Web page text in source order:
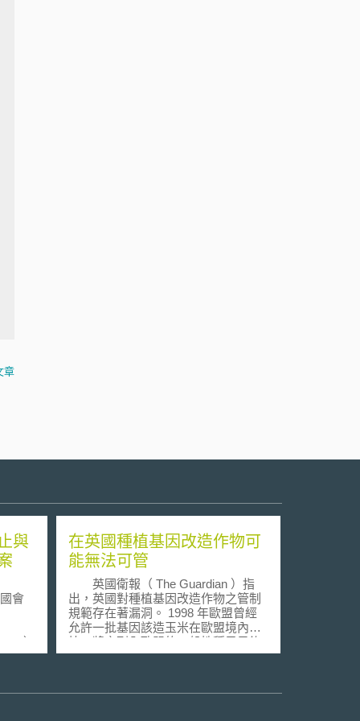
章
與
會
）
對
交
在英國種植基因改造作物可
能無法可管
英國衛報（ The Guardian ）指
出，英國對種植基因改造作物之管制
規範存在著漏洞。 1998 年歐盟曾經
允許一批基因該造玉米在歐盟境內種
植，將之列入歐盟的一般性種子目錄
（ the EU common catalogue of